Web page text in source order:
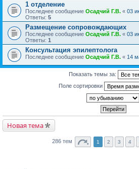
1 отделение
Последнее сообщение Осадчий Г.В. « 03
Ответы: 5
Размещение сопровождающих
Последнее сообщение Осадчий Г.В. « 03
Ответы: 1
Консультация эпилептолога
Последнее сообщение Осадчий Г.В. « 14
Показать темы за:
Поле сортировки
Новая тема
286 тем 1 2 3 4